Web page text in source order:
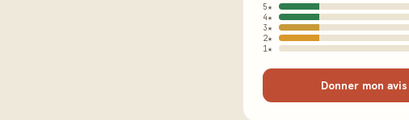
5★
4★
3★
2★
1★
Donner mon avis